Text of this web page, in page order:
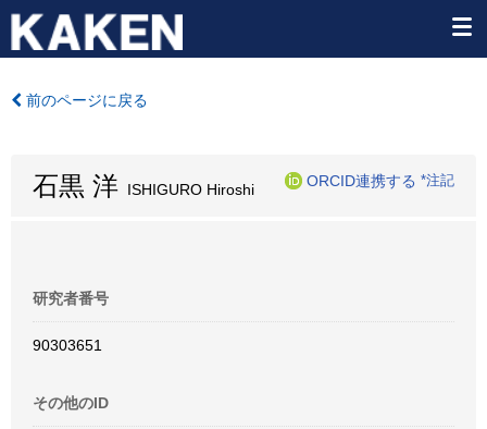
前のページに戻る
石黒 洋 ISHIGURO Hiroshi
ORCID連携する *注記
研究者番号
90303651
その他のID